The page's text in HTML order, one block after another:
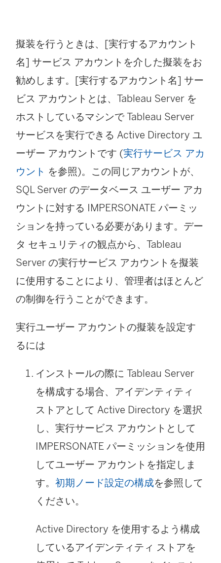
擬装を行うときは、[実行するアカウント
名] サービス アカウントを介した擬装をお
勧めします。[実行するアカウント名] サー
ビス アカウントとは、Tableau Server を
ホストしているマシンで Tableau Server
サービスを実行できる Active Directory ユ
ーザー アカウントです (実行サービス アカ
ウント を参照)。この同じアカウントが、
SQL Server のデータベース ユーザー アカ
ウントに対する IMPERSONATE パーミッ
ションを持っている必要があります。デー
タ セキュリティの観点から、Tableau
Server の実行サービス アカウントを擬装
に使用することにより、管理者はほとんど
の制御を行うことができます。
実行ユーザー アカウントの擬装を設定す
るには
インストールの際に Tableau Server
を構成する場合、アイデンティティ
ストアとして Active Directory を選択
し、実行サービス アカウントとして
IMPERSONATE パーミッションを使用
してユーザー アカウントを指定しま
す。 初期ノード設定の構成を参照して
ください。
Active Directory を使用するよう構成
しているアイデンティティ ストアを